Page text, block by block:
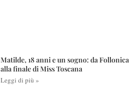
Matilde, 18 anni e un sogno: da Follonica
alla finale di Miss Toscana
Leggi di più »